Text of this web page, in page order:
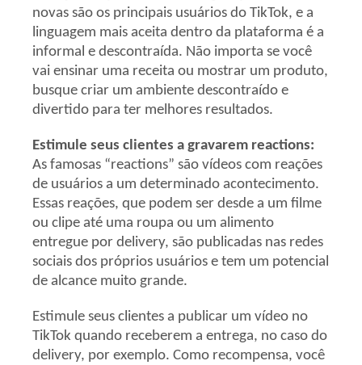
novas são os principais usuários do TikTok, e a
linguagem mais aceita dentro da plataforma é a
informal e descontraída. Não importa se você
vai ensinar uma receita ou mostrar um produto,
busque criar um ambiente descontraído e
divertido para ter melhores resultados.
Estimule seus clientes a gravarem reactions:
As famosas “reactions” são vídeos com reações
de usuários a um determinado acontecimento.
Essas reações, que podem ser desde a um filme
ou clipe até uma roupa ou um alimento
entregue por delivery, são publicadas nas redes
sociais dos próprios usuários e tem um potencial
de alcance muito grande.
Estimule seus clientes a publicar um vídeo no
TikTok quando receberem a entrega, no caso do
delivery, por exemplo. Como recompensa, você